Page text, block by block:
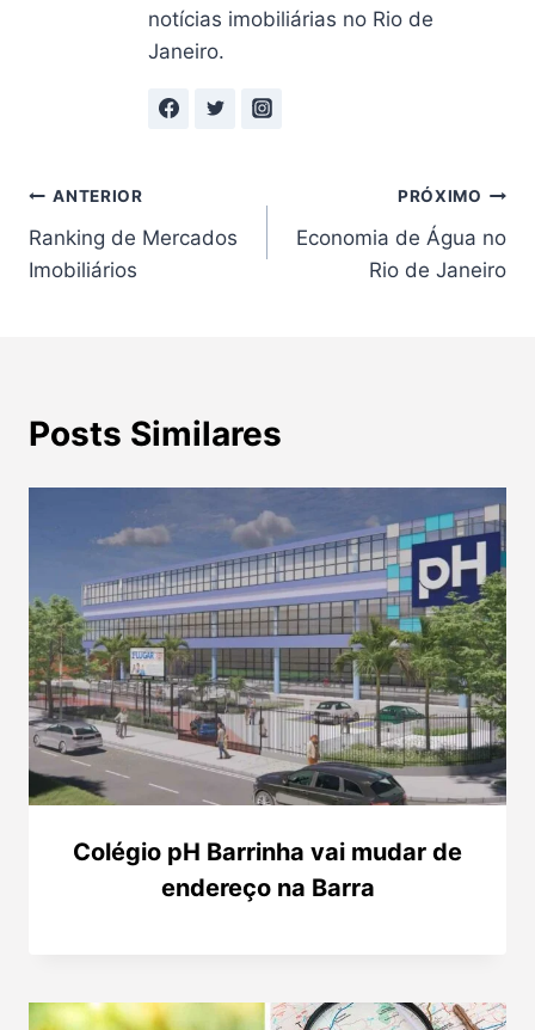
notícias imobiliárias no Rio de
Janeiro.
Navegação
de
ANTERIOR
Ranking de Mercados
Imobiliários
PRÓXIMO
Economia de Água no
Rio de Janeiro
Posts Similares
Colégio pH Barrinha vai mudar de
endereço na Barra